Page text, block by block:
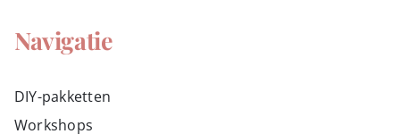
Navigatie
DIY-pakketten
Workshops